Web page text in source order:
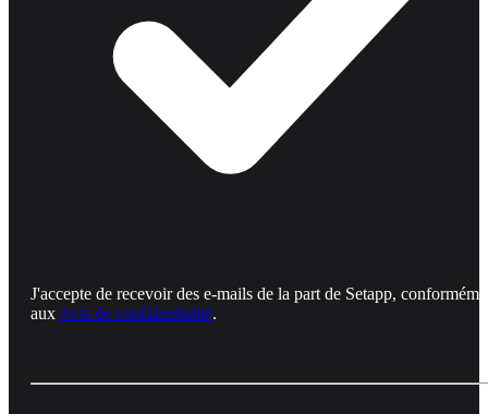
J'accepte de recevoir des e-mails de la part de Setapp,
aux Avis de confidentialité.